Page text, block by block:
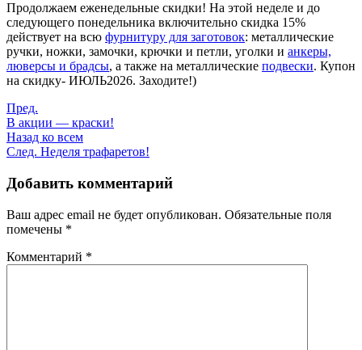
Продолжаем еженедельные скидки! На этой неделе и до
следующего понедельника включительно скидка 15%
действует на всю фурнитуру для заготовок: металлические
ручки, ножки, замочки, крючки и петли, уголки и анкеры,
люверсы и брадсы, а также на металлические подвески. Купон
на скидку- ИЮЛЬ2026. Заходите!)
Пред.
В акции — краски!
Назад ко всем
След. Неделя трафаретов!
Добавить комментарий
Ваш адрес email не будет опубликован. Обязательные поля
помечены *
Комментарий *